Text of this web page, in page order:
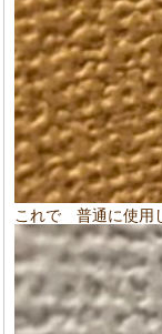
これで 普通に使用